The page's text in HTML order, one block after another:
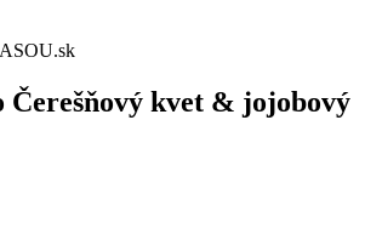
Čerešňový kvet & jojobový